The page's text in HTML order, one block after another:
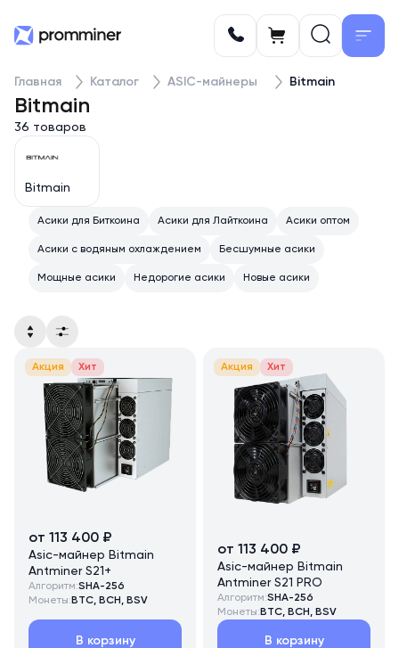
Главная Каталог ASIC-майнеры Bitmain
Bitmain
36 товаров
Bitmain
Асики для Биткоина Асики для Лайткоина Асики оптом
Асики с водяным охлаждением Бесшумные асики
Мощные асики Недорогие асики Новые асики
Акция Хит
от 113 400 ₽
Asic-майнер Bitmain
Antminer S21+
Алгоритм:SHA-256
Монеты: BTC, BCH, BSV
В корзину
Акция Хит
от 113 400 ₽
Asic-майнер Bitmain
Antminer S21 PRO
Алгоритм:SHA-256
Монеты: BTC, BCH, BSV
В корзину